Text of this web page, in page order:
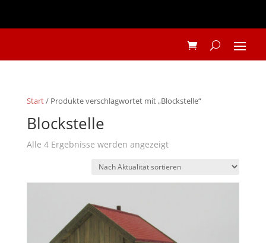
Start/ Produkte verschlagwortet mit „Blockstelle“
Blockstelle
Alle 4 Ergebnisse werden angezeigtNach
sortiert